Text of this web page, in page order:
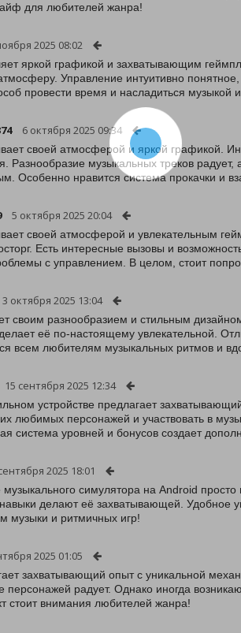
для любителей жанра!
2025 08:02
яркой графикой и захватывающим
Управление интуитивно
провести время и насладиться музыкой
6 октября 2025 09:34
своей атмосферой и яркой графикой.
Разнообразие музыкальных треков
Особенно нравится система прокачки и
5 октября 2025 20:04
своей атмосферой и увлекательным
Есть интересные вызовы и
с управлением. В целом, стоит
3 октября 2025 13:04
своим разнообразием и стильным
её по-настоящему увлекательной.
всем любителям музыкальных ритмов и
15 сентября 2025 12:34
устройстве предлагает
любимых персонажей и участвовать в
система уровней и бонусов создает
2025 18:01
симулятора на Android
навыки делают её захватывающей.
музыки и ритмичных игр!
2025 01:05
захватывающий опыт с уникальной
персонажей радует. Однако иногда
стоит внимания любителей жанра!